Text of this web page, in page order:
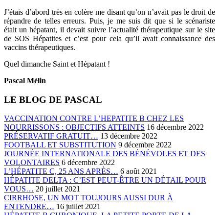
J’étais d’abord très en colère me disant qu’on n’avait pas le droit de
répandre de telles erreurs. Puis, je me suis dit que si le scénariste
était un hépatant, il devait suivre l’actualité thérapeutique sur le site
de SOS Hépatites et c’est pour cela qu’il avait connaissance des
vaccins thérapeutiques.
Quel dimanche Saint et Hépatant !
Pascal Mélin
LE BLOG DE PASCAL
VACCINATION CONTRE L’HEPATITE B CHEZ LES
NOURRISSONS : OBJECTIFS ATTEINTS 16 décembre 2022
PRÉSERVATIF GRATUIT… 13 décembre 2022
FOOTBALL ET SUBSTITUTION 9 décembre 2022
JOURNÉE INTERNATIONALE DES BÉNÉVOLES ET DES
VOLONTAIRES 6 décembre 2022
L’HÉPATITE C, 25 ANS APRÈS… 6 août 2021
HÉPATITE DELTA : C’EST PEUT-ÊTRE UN DÉTAIL POUR
VOUS… 20 juillet 2021
CIRRHOSE, UN MOT TOUJOURS AUSSI DUR À
ENTENDRE… 16 juillet 2021